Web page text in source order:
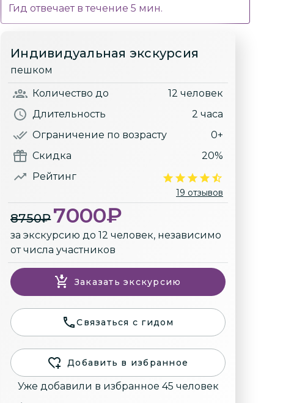
Гид отвечает в течение 5 мин.
Индивидуальная экскурсия
пешком
Количество до
12 человек
Длительность
2 часа
Ограничение по возрасту
0+
Скидка
20%
Рейтинг
19 отзывов
8750₽7000₽
за экскурсию до 12 человек, независимо
от числа участников
Заказать экскурсию
Связаться с гидом
Добавить в избранное
Уже добавили в избранное 45 человек